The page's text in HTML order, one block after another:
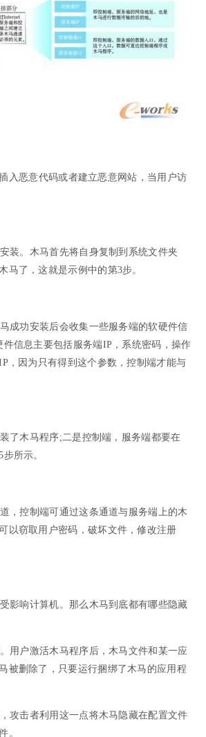
入恶意代码或者建立恶意网站，当用户访
装。木马首先将自身复制到系统文件夹
马了，这就是示例中的第3步。
成功安装后会收集一些服务端的软硬件信
信息主要包括服务端IP，系统密码，操作
，因为只有得到这个参数，控制端才能与
了木马程序;二是控制端，服务端都要在
所示。
，控制端可通过这条通道与服务端上的木
以窃取用户密码，破坏文件，修改注册
影响计算机。那么木马到底都有哪些隐藏
用户激活木马程序后，木马文件和某一应
被删除了，只要运行捆绑了木马的应用程
攻击者利用这一点将木马隐藏在配置文件
。